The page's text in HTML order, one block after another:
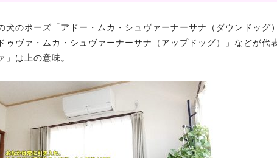
犬のポーズ「アドー・ムカ・シュヴァーナーサナ（ダウンドッグ
ゥヴァ・ムカ・シュヴァーナーサナ（アップドッグ）」などが代
」は上の意味。